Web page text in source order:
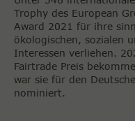
Trophy des European
Award 2021 für ihre
ökologischen, sozialen
Interessen verliehen.
Fairtrade Preis
war sie für den
nominiert.